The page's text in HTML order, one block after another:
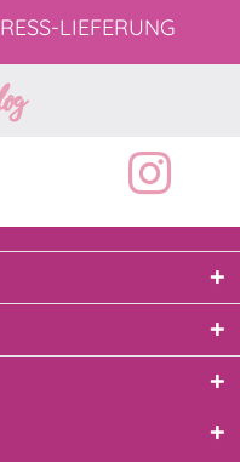
LIEFERUNG